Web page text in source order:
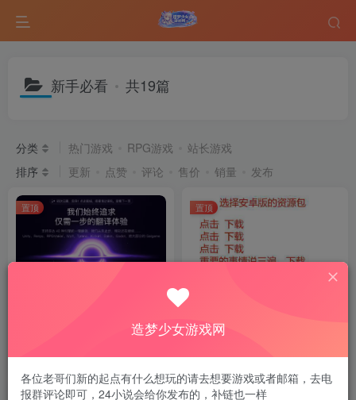
新手必看 共19篇
分类 热门游戏 RPG游戏
站长游戏
排序
更新 点赞 评论 售价 销量 发布
置顶
2个月前 10
置顶
2个月前 21
造梦少女游戏网
各位老哥们新的起点有什么想玩的请去想要游戏或者邮箱，去电
报群评论即可，24小说会给你发布的，补链也一样